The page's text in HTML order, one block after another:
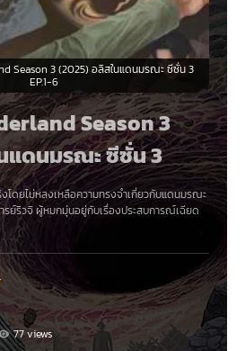
Season 3 (2025) อลิสในแดนมรณะ ซีซั่น 3
EP.1-6
Season 3
แดนมรณะ ซีซั่น 3
โดยไม่หลงเหลือความทรงจำเกี่ยวกับแดนมรณะ
รย์ริวจิ ผู้หมกมุ่นอยู่กับเรื่องประสบการณ์เฉียด
77 views